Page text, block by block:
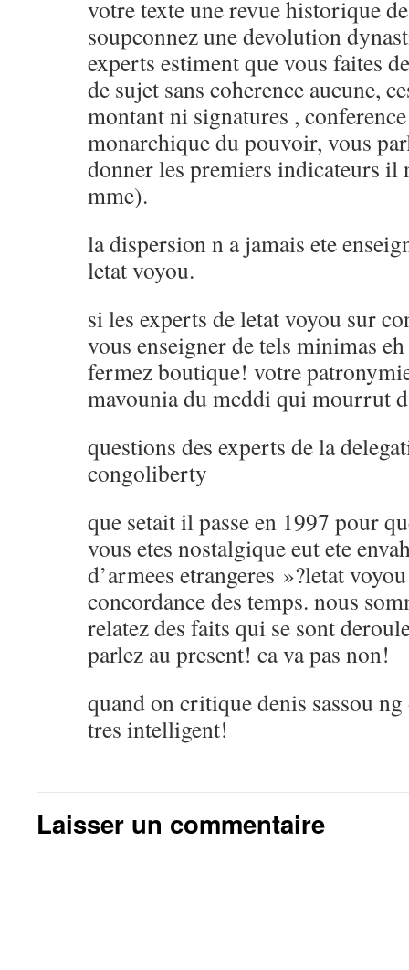
votre texte une revue historique
soupconnez une devolution
experts estiment que vous faites
de sujet sans coherence aucune,
montant ni signatures ,
monarchique du pouvoir, vous
donner les premiers indicateurs il
mme).
la dispersion n a jamais ete
letat voyou.
si les experts de letat voyou sur
vous enseigner de tels minimas
fermez boutique! votre
mavounia du mcddi qui mourrut
questions des experts de la
congoliberty
que setait il passe en 1997 pour
vous etes nostalgique eut ete
d’armees etrangeres »?letat
concordance des temps. nous
relatez des faits qui se sont
parlez au present! ca va pas non!
quand on critique denis sassou ng
tres intelligent!
Laisser un commentaire